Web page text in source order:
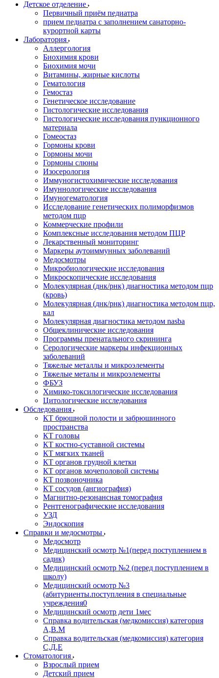
Детское отделение
Первичный приём педиатра
прием педиатра с заполнением санаторно-
курортной карты
Лаборатория
Аллергология
Биохимия крови
Биохимия мочи
Витамины, жирные кислоты
Гематология
Гемостаз
Генетическое исследование
Гистологические исследования
Гистологические исследования пункционного
материала
Гомеостаз
Гормоны крови
Гормоны мочи
Гормоны слюны
Изосерология
Иммуногистохимические исследования
Имуннологические исследования
Имуногематология
Исследование генетических полиморфизмов
методом пцр
Коммерческие профили
Комплексные исследования методом ПЦР
Лекарственный мониторинг
Маркеры аутоиммунных заболеваний
Медосмотры
Микробиологические исследования
Микроскопические исследования
Молекулярная (днк/рнк) диагностика методом пцр
(кровь)
Молекулярная (днк/рнк) диагностика методом пцр,
кал
Молекулярная диагностика методом nasba
Общеклинические исследования
Программы пренатального скрининга
Серологические маркеры инфекционных
заболеваний
Тяжелые металлы и микроэлементы
Тяжелые металы и микроэлементы
ФБУЗ
Химико-токсилогические исследования
Цитологические исследования
Обследования
КТ брюшной полости и забрюшинного
пространства
КТ головы
КТ костно-суставной системы
КТ мягких тканей
КТ органов грудной клетки
КТ органов мочеполовой системы
КТ позвоночника
КТ сосудов (ангиография)
Магнитно-резонансная томография
Рентгенографические исследования
УЗД
Эндоскопия
Справки и медосмотры
Медосмотр
Медицинский осмотр №1(перед поступлением в
садик)
Медицинский осмотр №2 (перед поступлением в
школу)
Медицинский осмотр №3
(абитуриенты.поступления в специальные
учреждения0
Медицинский осмотр дети 1мес
Справка водительская (медкомиссия) категория
А,В.М
Справка водительская (медкомиссия) категория
С,Д,Е
Стоматология
Взрослый прием
Детский прием